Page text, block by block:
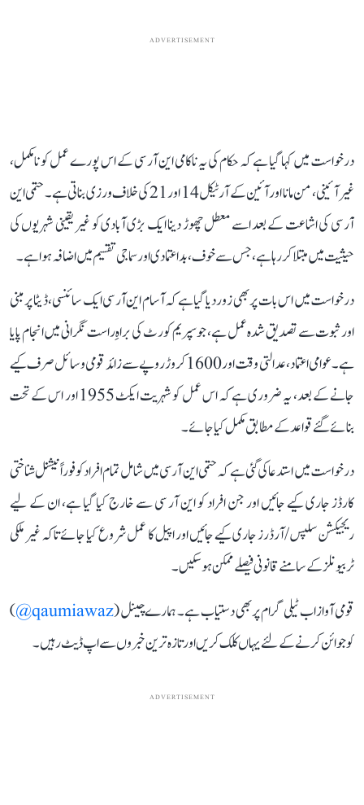
ADVERTISEMENT
درخواست میں کہا گیا ہے کہ حکام کی یہ ناکامی این آر سی کے اس پورے عمل کو نامکمل،
غیر آئینی، من مانا اور آئین کے آرٹیکل 14 اور 21 کی خلاف ورزی بناتی ہے۔ حتمی این
آر سی کی اشاعت کے بعد اسے معطل چھوڑ دینا ایک بڑی آبادی کو غیر یقینی شہریوں کی
حیثیت میں مبتلا کر رہا ہے، جس سے خوف، بداعتمادی اور سماجی تقسیم میں اضافہ ہوا ہے۔
درخواست میں اس بات پر بھی زور دیا گیا ہے کہ آسام این آر سی ایک سائنسی، ڈیٹا پر مبنی
اور ثبوت سے تصدیق شدہ عمل ہے، جو سپریم کورٹ کی براہِ راست نگرانی میں انجام پایا
ہے۔ عوامی اعتماد، عدالتی وقت اور 1600 کروڑ روپے سے زائد قومی وسائل صرف کیے
جانے کے بعد، یہ ضروری ہے کہ اس عمل کو شہریت ایکٹ 1955 اور اس کے تحت
بنائے گئے قواعد کے مطابق مکمل کیا جائے۔
درخواست میں استدعا کی گئی ہے کہ حتمی این آر سی میں شامل تمام افراد کو فوراً نیشنل شناختی
کارڈز جاری کیے جائیں اور جن افراد کو این آر سی سے خارج کیا گیا ہے، ان کے لیے
ریجیکشن سلپس/آرڈرز جاری کیے جائیں اور اپیل کا عمل شروع کیا جائے تاکہ غیر ملکی
ٹربیونلز کے سامنے قانونی فیصلے ممکن ہو سکیں۔
قومی آواز اب ٹیلی گرام پر بھی دستیاب ہے۔ ہمارے چینل (qaumiawaz@
)
کو جوائن کرنے کے لئے یہاں کلک کریں اور تازہ ترین خبروں سے اپ ڈیٹ رہیں۔
ADVERTISEMENT